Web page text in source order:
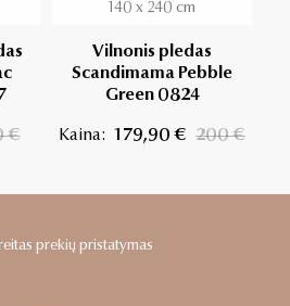
€
140 x 240 cm
Vilnonis pledas
Scandimama Pebble
Green 0824
Kaina: 179,90 € 200 €
prekių pristatymas